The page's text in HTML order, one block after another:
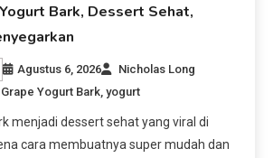
Bark, Dessert Sehat,
Agustus 6, 2026
Nicholas Long
Grape Yogurt Bark ,yogurt
menjadi dessert sehat yang viral di
cara membuatnya super mudah dan